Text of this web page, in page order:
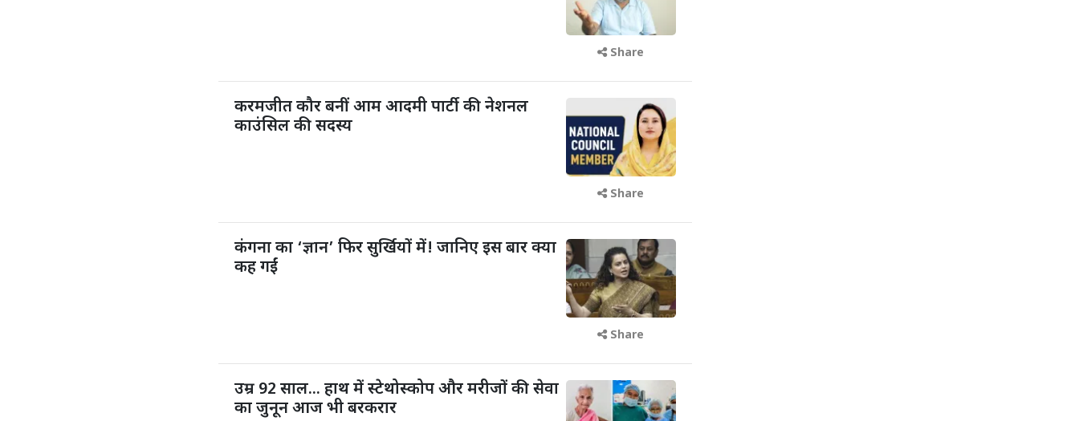
Share
करमजीत कौर बनीं आम आदमी पार्टी की नेशनल
काउंसिल की सदस्य
Share
कंगना का ‘ज्ञान’ फिर सुर्खियों में! जानिए इस बार क्या
कह गईं
Share
उम्र 92 साल... हाथ में स्टेथोस्कोप और मरीजों की सेवा
का जुनून आज भी बरकरार